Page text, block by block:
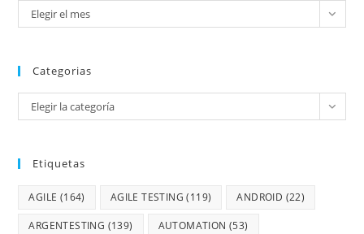
Elegir el mes
Categorias
Elegir la categoría
Etiquetas
AGILE (164) AGILE TESTING (119) ANDROID (22)
ARGENTESTING (139) AUTOMATION (53)